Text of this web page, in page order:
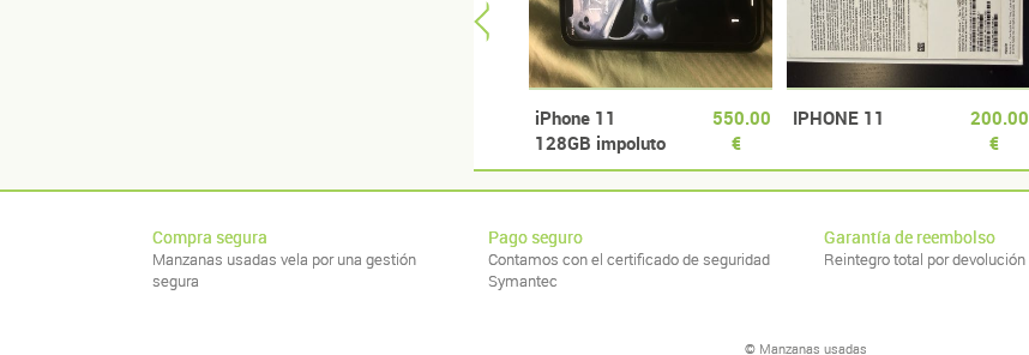
iPhone 11
128GB impoluto
550.00
€
IPHONE 11
200.00
€
Compra segura
Manzanas usadas vela por una gestión
segura
Pago seguro
Contamos con el certificado de seguridad
Symantec
Garantía de reembolso
Reintegro total por devolución
© Manzanas usadas